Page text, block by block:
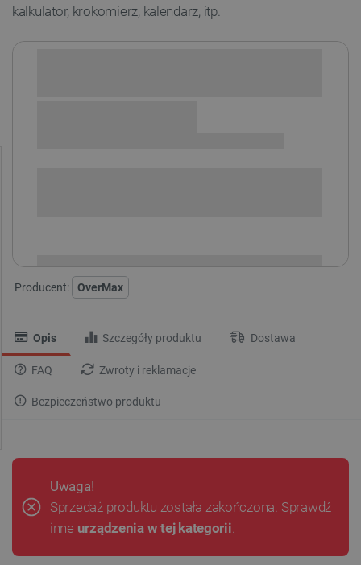
kalkulator, krokomierz, kalendarz, itp.
Producent: OverMax
Opis Szczegóły produktu Dostawa
FAQ Zwroty i reklamacje
Bezpieczeństwo produktu
Uwaga!
Sprzedaż produktu została zakończona. Sprawdź
inne urządzenia w tej kategorii.